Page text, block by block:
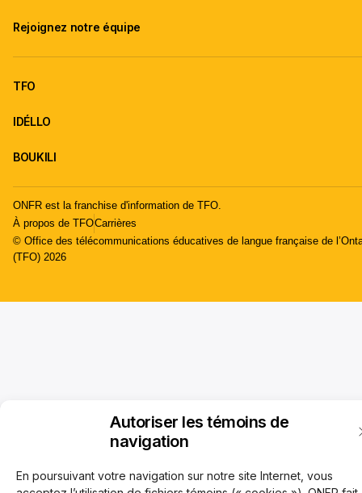
Autoriser les témoins de
navigation
En poursuivant votre navigation sur notre site Internet, vous
Rejoignez notre équipe
TFO
IDÉLLO
BOUKILI
ONFR est la franchise d'information de TFO.
À propos de TFOCarrières
© Office des télécommunications éducatives de langue française de
(TFO) 2026